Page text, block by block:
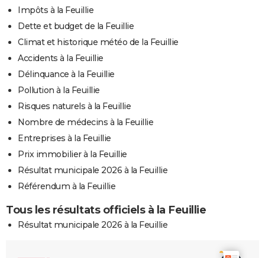
Impôts à la Feuillie
Dette et budget de la Feuillie
Climat et historique météo de la Feuillie
Accidents à la Feuillie
Délinquance à la Feuillie
Pollution à la Feuillie
Risques naturels à la Feuillie
Nombre de médecins à la Feuillie
Entreprises à la Feuillie
Prix immobilier à la Feuillie
Résultat municipale 2026 à la Feuillie
Référendum à la Feuillie
Tous les résultats officiels à la Feuillie
Résultat municipale 2026 à la Feuillie